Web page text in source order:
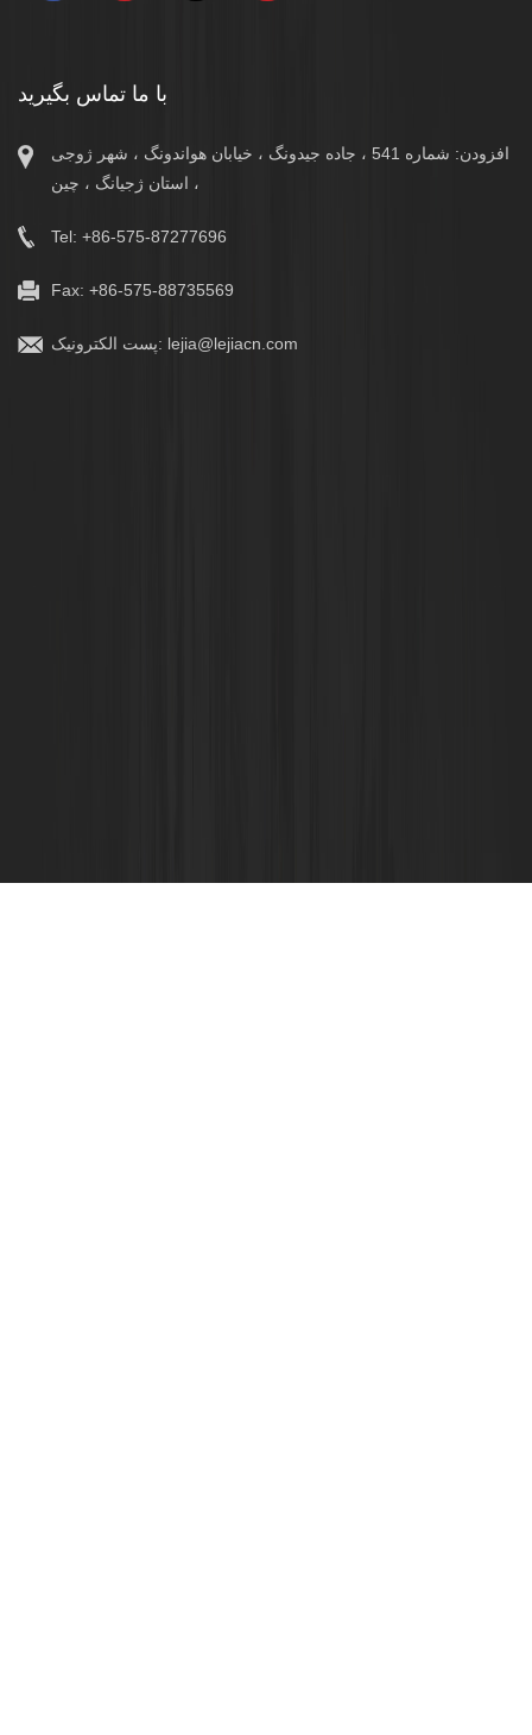
با ما تماس بگیرید
افزودن: شماره 541 ، جاده جیدونگ ، خیابان هواندونگ ، شهر ژوجی
، استان ژجیانگ ، چین
Tel: +86-575-87277696
Fax: +86-575-88735569
پست الکترونیک: lejia@lejiacn.com